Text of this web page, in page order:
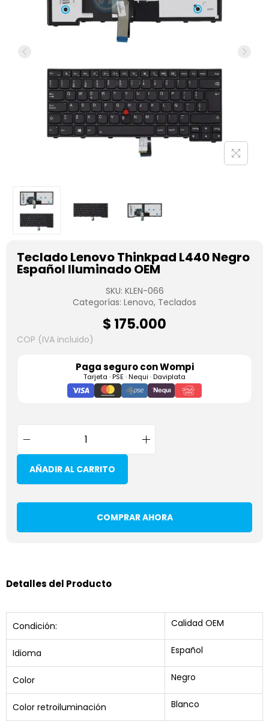
Teclado Lenovo Thinkpad L440 Negro
Español Iluminado OEM
SKU: KLEN-066
Categorías: Lenovo, Teclados
$ 175.000
COP (IVA incluido)
Paga seguro conWompi
Tarjeta · PSE · Nequi · Daviplata
AÑADIR AL CARRITO
COMPRAR AHORA
Detalles del Producto
Condición: Calidad OEM
Idioma Español
Color Negro
Color retroiluminación Blanco